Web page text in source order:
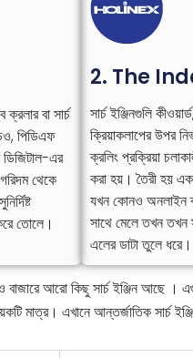
বা সার্চ
পিডিএফ
এর
থেকে
তোলে।
2. The
সার্চ ইঞ্জিনগুলি
ক্রিয়াকলাপের উপর
ক্রলিং প্রক্রিয়া
করা হয়। তৈরী হয়
যখন কোনও অনলাইন
সাথে মেলে তখন তখন
এলের ডাটা তুলে ধরে।
বাজারে আরো কিছু সার্চ ইঞ্জিন আছে
মাত্র। এখানে আন্তর্জাতিক সার্চ